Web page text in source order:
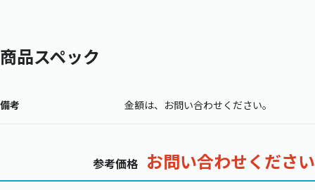
商品スペック
備考 金額は、お問い合わせください。
参考価格 お問い合わせください